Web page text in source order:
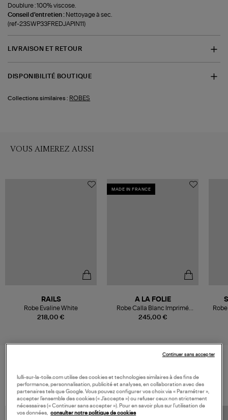
Doublure : 100% viscose.
Conseil d'entretien : Nettoyage à sec.
(ref-23SWP33FREDJAPIN11)
LIVRAISON ET RETOUR
DISPONIBILITÉ BOUTIQUE
Collections similaires : ROBES
VOUS AIMEREZ AUSSI
218,00 €
RAILS
Robe Evaline White
MADE IN FRANCE
245,00 €
A LA FOLIE
Robe Calla Blanc Imprimé
Fleurie
VOS DERNIERS PRODUITS VUS
lulli-sur-la-toile.com utilise des cookies et technologies similaires à des fins de
performance, personnalisation, publicité et analyses, en collaboration avec des
partenaires tels que Google. Vous pouvez configurer vos choix via « Paramétrer »,
accepter l’ensemble des cookies (« J’accepte ») ou refuser ceux non strictement
nécessaires (« Continuer sans accepter »). Pour en savoir plus sur l’utilisation de
vos données,
consulter notre politique de cookies
Continuer sans accepter